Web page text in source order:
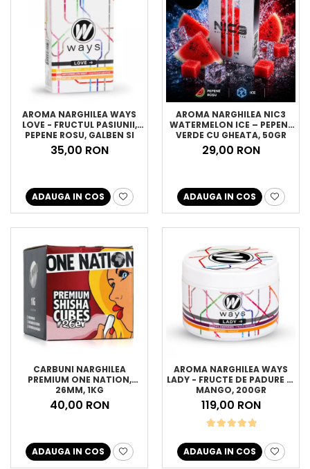
AROMA NARGHILEA WAYS
LOVE - FRUCTUL PASIUNII,
PEPENE ROSU, GALBEN SI
MENTA, 50GR
35,00 RON
ADAUGA IN COS
AROMA NARGHILEA NIC3
WATERMELON ICE – PEPENE
VERDE CU GHEATA, 50GR
29,00 RON
ADAUGA IN COS
CARBUNI NARGHILEA
PREMIUM ONE NATION,
26MM, 1KG
40,00 RON
ADAUGA IN COS
AROMA NARGHILEA WAYS
LADY - FRUCTE DE PADURE SI
MANGO, 200GR
119,00 RON
ADAUGA IN COS